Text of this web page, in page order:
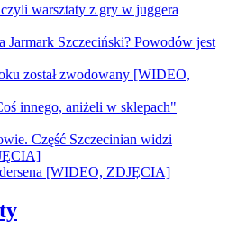
warsztaty z gry w juggera
Jarmark Szczeciński? Powodów jest
został zwodowany [WIDEO,
innego, aniżeli w sklepach"
Część Szczecinian widzi
[WIDEO, ZDJĘCIA]